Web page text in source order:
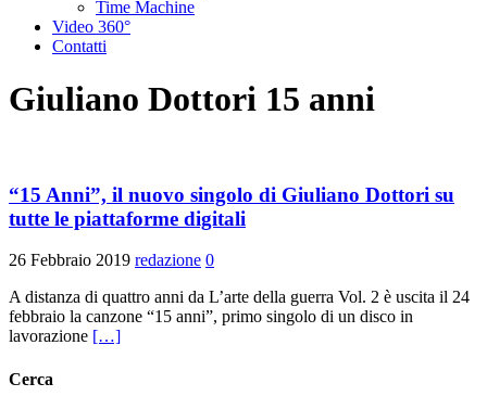
Time Machine
Video 360°
Contatti
Giuliano Dottori 15 anni
“15 Anni”, il nuovo singolo di Giuliano Dottori su
tutte le piattaforme digitali
26 Febbraio 2019 redazione 0
A distanza di quattro anni da L’arte della guerra Vol. 2 è uscita il 24
febbraio la canzone “15 anni”, primo singolo di un disco in
lavorazione […]
Cerca